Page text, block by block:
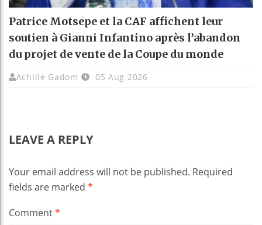
Patrice Motsepe et la CAF affichent leur
soutien à Gianni Infantino après l’abandon
du projet de vente de la Coupe du monde
Achille Gadom 05 Aug 2026
LEAVE A REPLY
Your email address will not be published. Required
fields are marked *
Comment*